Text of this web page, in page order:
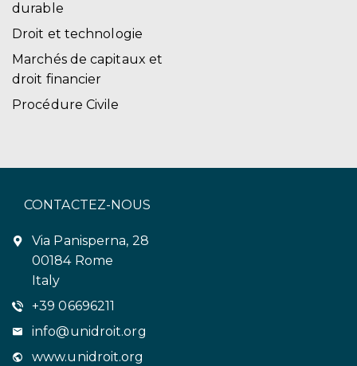
durable
Droit et technologie
Marchés de capitaux et
droit financier
Procédure Civile
CONTACTEZ-NOUS
Via Panisperna, 28
00184 Rome
Italy
+39 06696211
info@unidroit.org
www.unidroit.org